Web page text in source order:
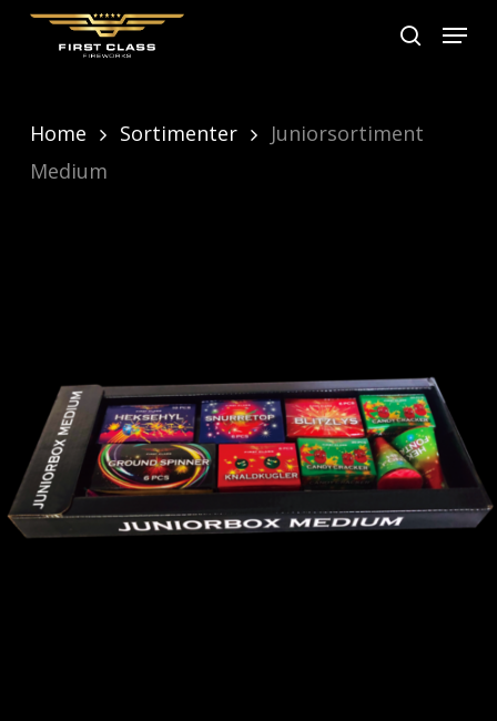
Skip
content
search
Menu
Home Sortimenter
Juniorsortiment
Medium